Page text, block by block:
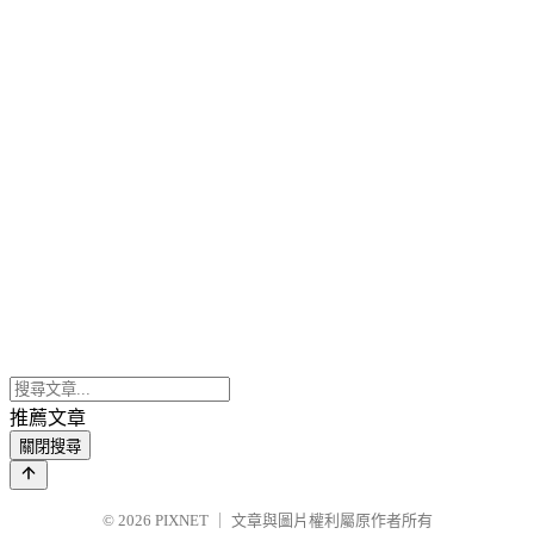
推薦文章
關閉搜尋
© 2026 PIXNET 文章與圖片權利屬原作者所有